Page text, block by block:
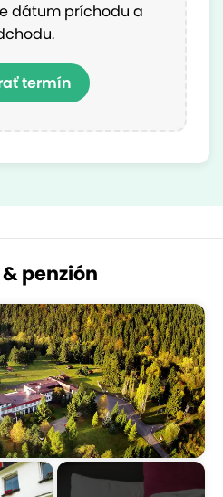
dátum príchodu a
termín
penzión